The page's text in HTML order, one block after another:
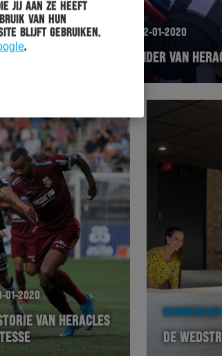
jij aan ze heeft
van hun
blijft gebruiken.
.
ESPORTS 22-01-2020
TEGENSTANDER VAN
01-2020
VAN HERACLES
BUSINESSCLUB
DE